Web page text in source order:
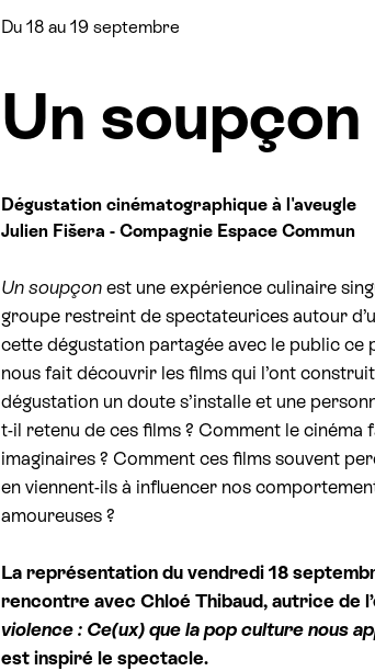
Du 18 au 19 septembre
Un soupçon
Dégustation cinématographique à l'aveugle
Julien Fišera - Compagnie Espace Commun
Un soupçon est une expérience culinaire
groupe restreint de spectateurices autour
cette dégustation partagée avec le public ce
nous fait découvrir les films qui l’ont
dégustation un doute s’installe et une
t-il retenu de ces films ? Comment le cinéma
imaginaires ? Comment ces films souvent
en viennent-ils à influencer nos
amoureuses ?
La représentation du vendredi 18
rencontre avec Chloé Thibaud, autrice de
violence : Ce(ux) que la pop culture nous
est inspiré le spectacle.